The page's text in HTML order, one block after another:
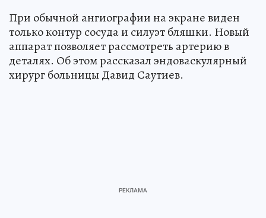
При обычной ангиографии на экране виден
только контур сосуда и силуэт бляшки. Новый
аппарат позволяет рассмотреть артерию в
деталях. Об этом рассказал эндоваскулярный
хирург больницы Давид Саутиев.